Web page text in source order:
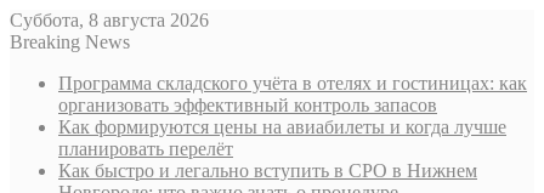
Суббота, 8 августа 2026
Breaking News
Программа складского учёта в отелях и гостиницах: как
организовать эффективный контроль запасов
Как формируются цены на авиабилеты и когда лучше
планировать перелёт
Как быстро и легально вступить в СРО в Нижнем